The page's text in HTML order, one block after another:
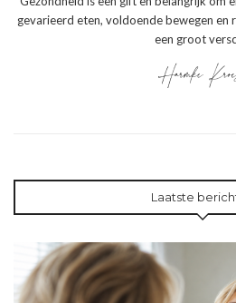
gevarieerd eten, voldoende bewegen en
een groot
Laatste